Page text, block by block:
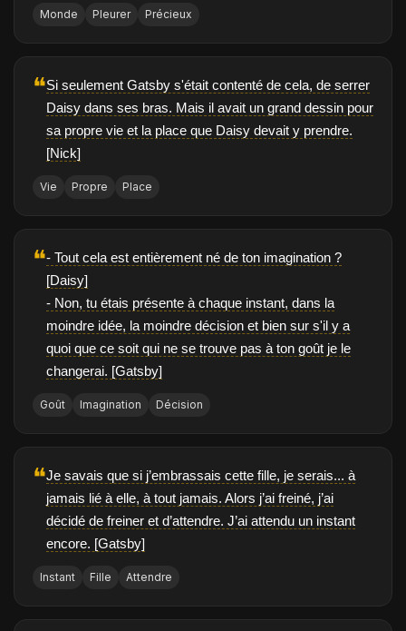
Monde Pleurer Précieux
❝Si seulement Gatsby s'était contenté de cela, de serrer
Daisy dans ses bras. Mais il avait un grand dessin pour
sa propre vie et la place que Daisy devait y prendre.
[Nick]
Vie Propre Place
❝- Tout cela est entièrement né de ton imagination ?
[Daisy]
- Non, tu étais présente à chaque instant, dans la
moindre idée, la moindre décision et bien sur s'il y a
quoi que ce soit qui ne se trouve pas à ton goût je le
changerai. [Gatsby]
Goût Imagination Décision
❝Je savais que si j’embrassais cette fille, je serais... à
jamais lié à elle, à tout jamais. Alors j’ai freiné, j’ai
décidé de freiner et d’attendre. J’ai attendu un instant
encore. [Gatsby]
Instant Fille Attendre